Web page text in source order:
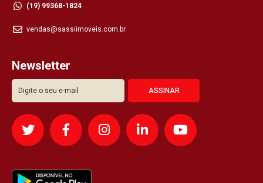
(19) 99368-1824
vendas@sassiimoveis.com.br
Newsletter